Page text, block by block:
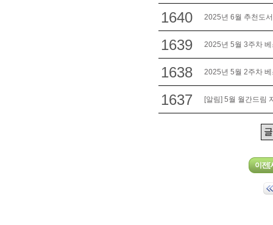
1640 2025년 6월 추천도서
1639 2025년 5월 3주차
1638 2025년 5월 2주차
1637 [알림] 5월 월간드림